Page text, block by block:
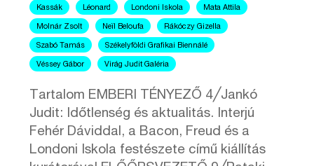
Kassák Léonard Londoni Iskola Mata Attila
Molnár Zsolt Neïl Beloufa Rákóczy Gizella
Szabó Tamás Székelyföldi Grafikai Biennálé
Véssey Gábor Virág Judit Galéria
Tartalom EMBERI TÉNYEZŐ 4╱Jankó
Judit: Időtlenség és aktualitás. Interjú
Fehér Dáviddal, a Bacon, Freud és a
Londoni Iskola festészete című kiállítás